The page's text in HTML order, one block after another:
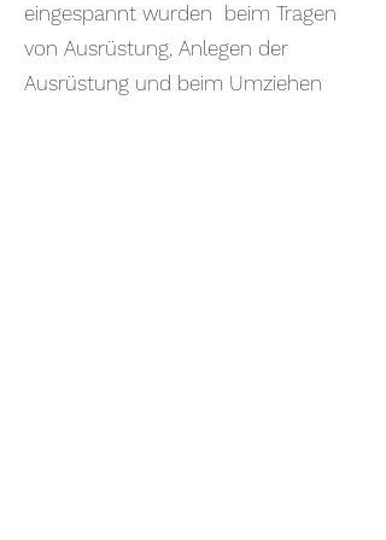
eingespannt wurden beim Tragen
von Ausrüstung, Anlegen der
Ausrüstung und beim Umziehen